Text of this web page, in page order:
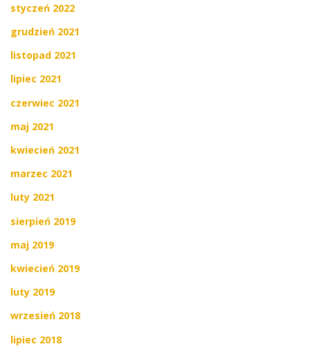
styczeń 2022
grudzień 2021
listopad 2021
lipiec 2021
czerwiec 2021
maj 2021
kwiecień 2021
marzec 2021
luty 2021
sierpień 2019
maj 2019
kwiecień 2019
luty 2019
wrzesień 2018
lipiec 2018